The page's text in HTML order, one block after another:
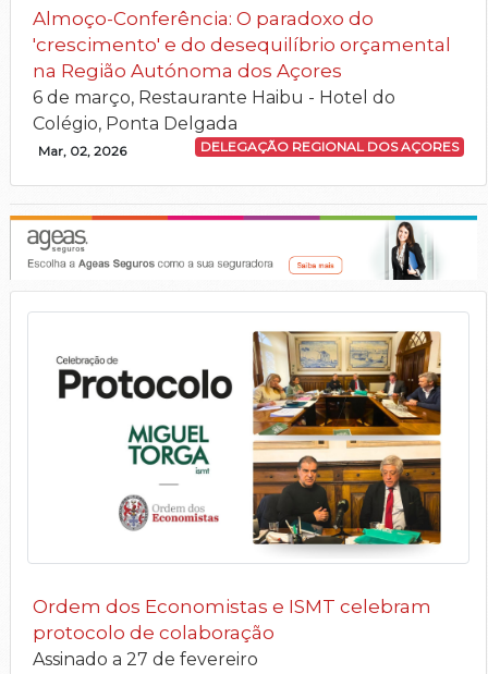
Almoço-Conferência: O paradoxo do
'crescimento' e do desequilíbrio orçamental
na Região Autónoma dos Açores
6 de março, Restaurante Haibu - Hotel do
Colégio, Ponta Delgada
Mar, 02, 2026 DELEGAÇÃO REGIONAL DOS AÇORES
Ordem dos Economistas e ISMT celebram
protocolo de colaboração
Assinado a 27 de fevereiro